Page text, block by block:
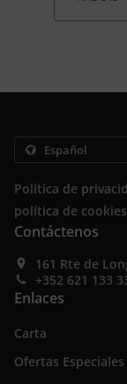
Política de
política de cookies
Contáctenos
161 Rte de
+352 621 133
Enlaces
Carta
Ofertas Especiales